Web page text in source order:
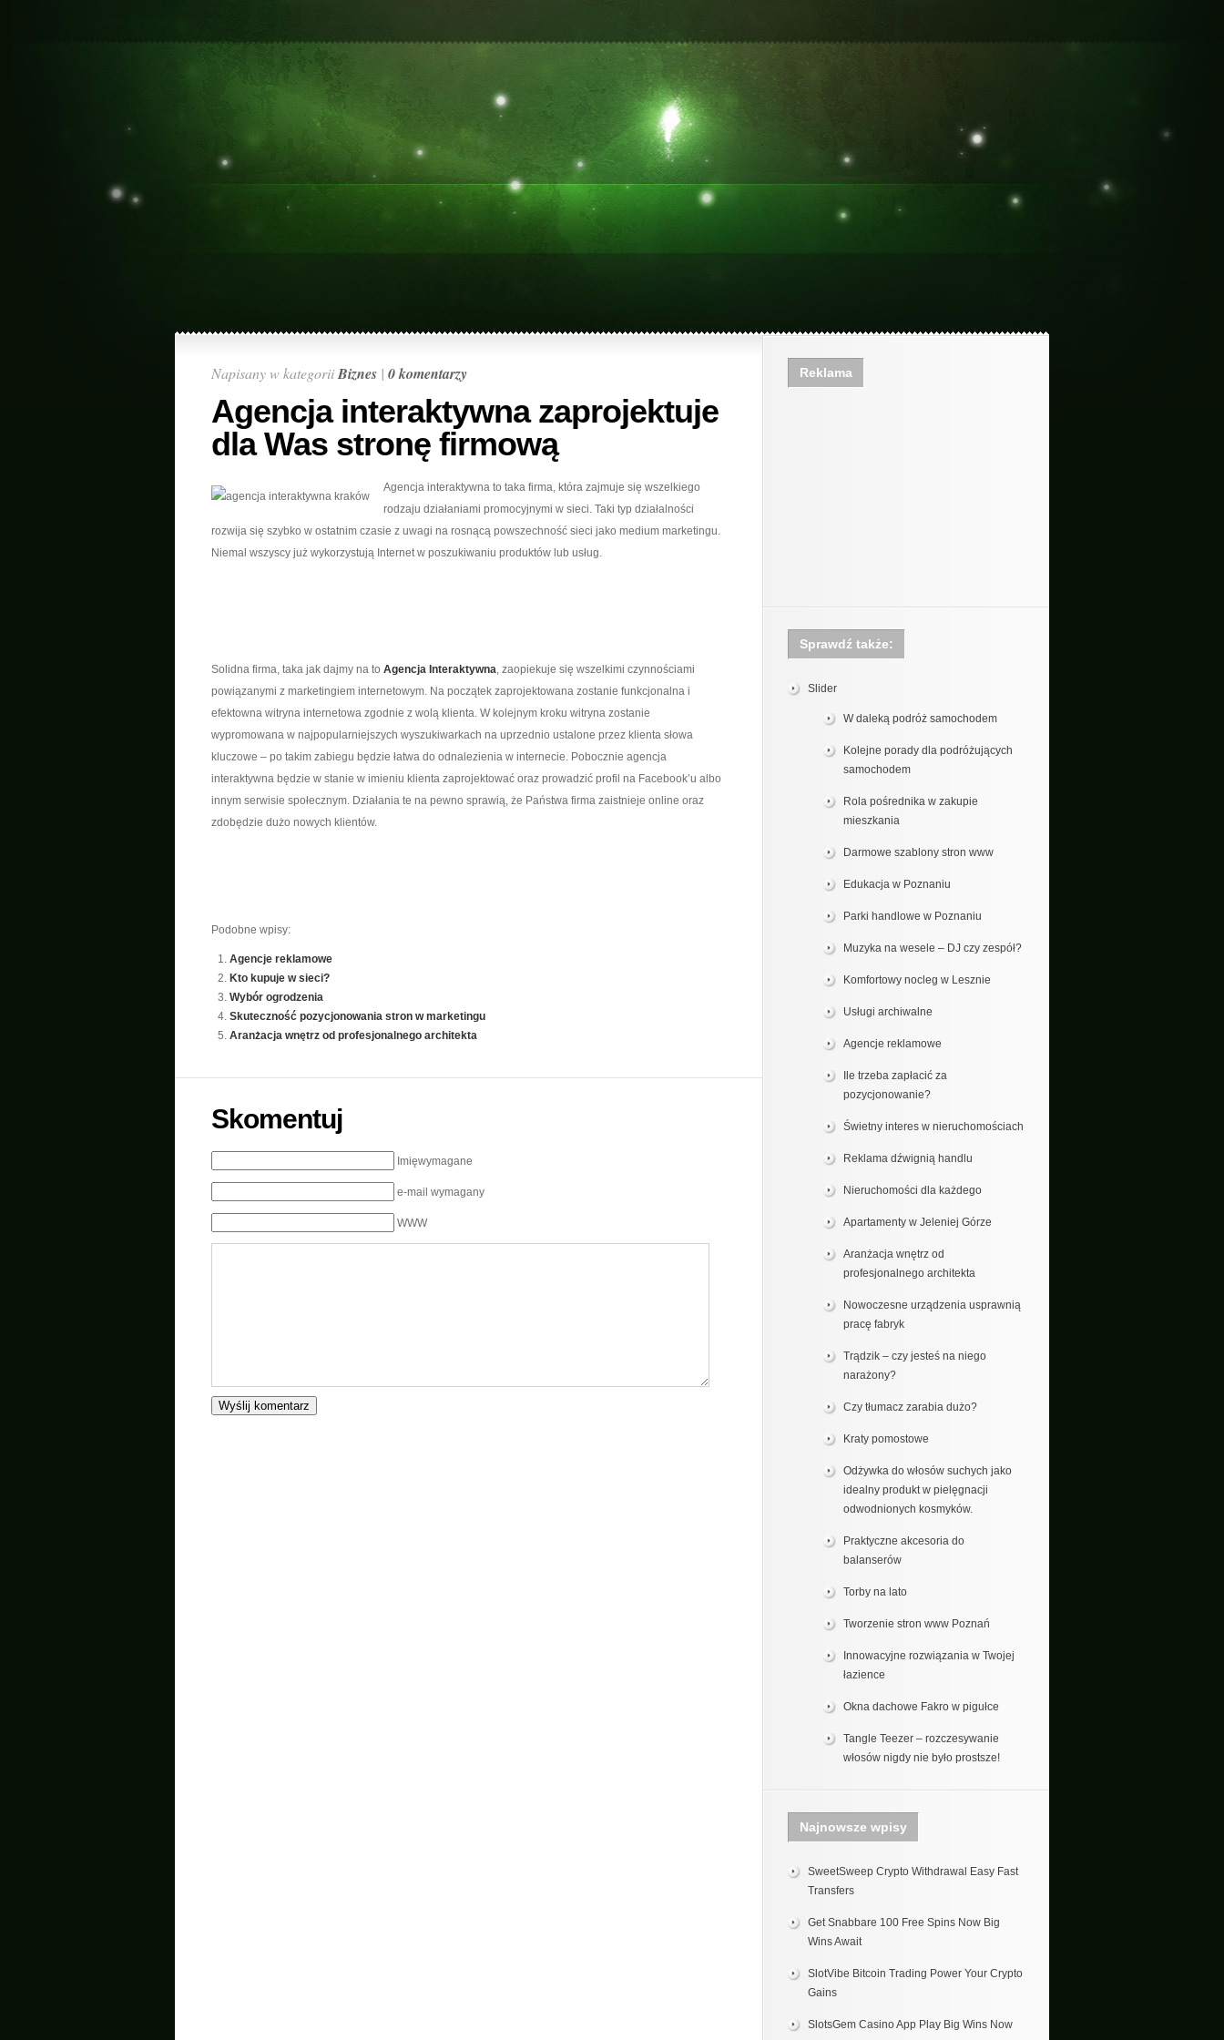
Napisany w kategoriiBiznes | 0 komentarzy
Agencja interaktywna zaprojektuje
dla Was stronę firmową
Agencja interaktywna to taka firma, która zajmuje się wszelkiego
rodzaju działaniami promocyjnymi w sieci. Taki typ działalności
rozwija się szybko w ostatnim czasie z uwagi na rosnącą powszechność sieci jako medium marketingu.
Niemal wszyscy już wykorzystują Internet w poszukiwaniu produktów lub usług.
Solidna firma, taka jak dajmy na to Agencja Interaktywna, zaopiekuje się wszelkimi czynnościami
powiązanymi z marketingiem internetowym. Na początek zaprojektowana zostanie funkcjonalna i
efektowna witryna internetowa zgodnie z wolą klienta. W kolejnym kroku witryna zostanie
wypromowana w najpopularniejszych wyszukiwarkach na uprzednio ustalone przez klienta słowa
kluczowe – po takim zabiegu będzie łatwa do odnalezienia w internecie. Pobocznie agencja
interaktywna będzie w stanie w imieniu klienta zaprojektować oraz prowadzić profil na Facebook’u albo
innym serwisie społecznym. Działania te na pewno sprawią, że Państwa firma zaistnieje online oraz
zdobędzie dużo nowych klientów.
Podobne wpisy:
Agencje reklamowe
Kto kupuje w sieci?
Wybór ogrodzenia
Skuteczność pozycjonowania stron w marketingu
Aranżacja wnętrz od profesjonalnego architekta
Skomentuj
Imięwymagane
e-mail wymagany
WWW
Reklama
Sprawdź także:
Slider
W daleką podróż samochodem
Kolejne porady dla podróżujących
samochodem
Rola pośrednika w zakupie
mieszkania
Darmowe szablony stron www
Edukacja w Poznaniu
Parki handlowe w Poznaniu
Muzyka na wesele – DJ czy zespół?
Komfortowy nocleg w Lesznie
Usługi archiwalne
Agencje reklamowe
Ile trzeba zapłacić za
pozycjonowanie?
Świetny interes w nieruchomościach
Reklama dźwignią handlu
Nieruchomości dla każdego
Apartamenty w Jeleniej Górze
Aranżacja wnętrz od
profesjonalnego architekta
Nowoczesne urządzenia usprawnią
pracę fabryk
Trądzik – czy jesteś na niego
narażony?
Czy tłumacz zarabia dużo?
Kraty pomostowe
Odżywka do włosów suchych jako
idealny produkt w pielęgnacji
odwodnionych kosmyków.
Praktyczne akcesoria do
balanserów
Torby na lato
Tworzenie stron www Poznań
Innowacyjne rozwiązania w Twojej
łazience
Okna dachowe Fakro w pigułce
Tangle Teezer – rozczesywanie
włosów nigdy nie było prostsze!
Najnowsze wpisy
SweetSweep Crypto Withdrawal Easy Fast
Transfers
Get Snabbare 100 Free Spins Now Big
Wins Await
SlotVibe Bitcoin Trading Power Your Crypto
Gains
SlotsGem Casino App Play Big Wins Now